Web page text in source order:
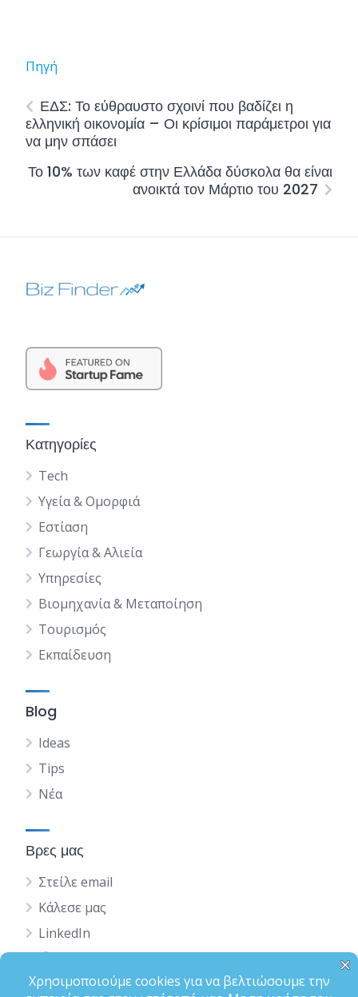
Πηγή
ΕΔΣ: Το εύθραυστο σχοινί που βαδίζει η
ελληνική οικονομία – Οι κρίσιμοι παράμετροι για
να μην σπάσει
Το 10% των καφέ στην Ελλάδα δύσκολα θα είναι
ανοικτά τον Μάρτιο του 2027
Κατηγορίες
Tech
Υγεία & Ομορφιά
Εστίαση
Γεωργία & Αλιεία
Υπηρεσίες
Βιομηχανία & Μεταποίηση
Τουρισμός
Εκπαίδευση
Blog
Ideas
Tips
Νέα
Βρες μας
Στείλε email
Κάλεσε μας
LinkedIn